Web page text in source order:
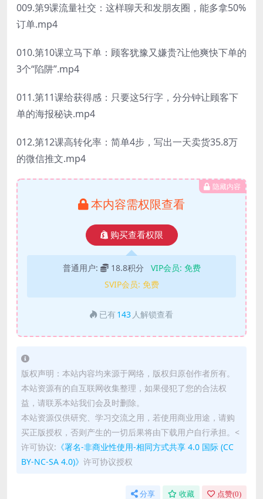
009.第9课流量社交：这样聊天和发朋友圈，能多拿50%
订单.mp4
010.第10课立马下单：顾客犹豫又嫌贵?让他爽快下单的
3个“陷阱”.mp4
011.第11课给获得感：只要这5行字，分分钟让顾客下
单的海报秘诀.mp4
012.第12课高转化率：简单4步，写出一天卖货35.8万
的微信推文.mp4
隐藏内容
本内容需权限查看
购买查看权限
普通用户: 18.8积分 VIP会员: 免费
SVIP会员: 免费
已有 143 人解锁查看
版权声明：本站内容均来源于网络，版权归原创作者所有。
本站资源有的自互联网收集整理，如果侵犯了您的合法权
益，请联系本站我们会及时删除。
本站资源仅供研究、学习交流之用，若使用商业用途，请购
买正版授权，否则产生的一切后果将由下载用户自行承担。<
许可协议: 《署名-非商业性使用-相同方式共享 4.0 国际 (CC
BY-NC-SA 4.0)》 许可协议授权
分享 收藏 点赞(0)